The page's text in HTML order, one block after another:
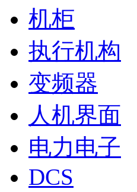
机柜
执行机构
变频器
人机界面
电力电子
DCS